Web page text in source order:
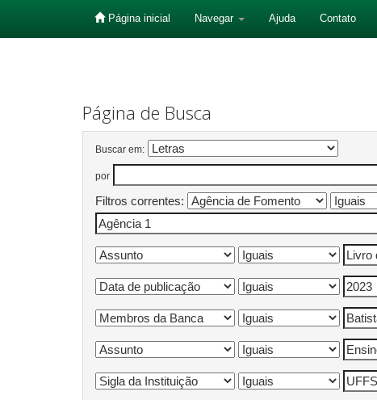
Página inicial Navegar Ajuda Contato
Página de Busca
Buscar em:
por
Filtros correntes: